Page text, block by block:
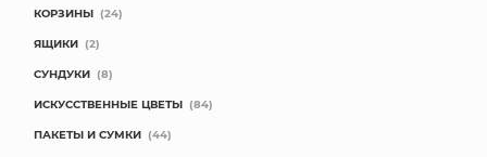
КОРЗИНЫ (24)
ЯЩИКИ (2)
СУНДУКИ (8)
ИСКУССТВЕННЫЕ ЦВЕТЫ (84)
ПАКЕТЫ И СУМКИ (44)